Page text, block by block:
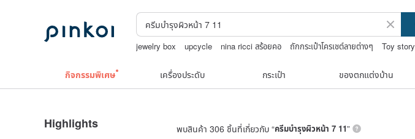
jewelry box upcycle nina ricci สร้อยคอ ถักกระเป๋าโครเชต์ลายต่างๆ Toy story
กิจกรรมพิเศษ เครื่องประดับ กระเป๋า ของตกแต่งบ้าน
Highlights พบสินค้า 306 ชิ้นที่เกี่ยวกับ “ครีมบํารุงผิวหน้า 7 11”